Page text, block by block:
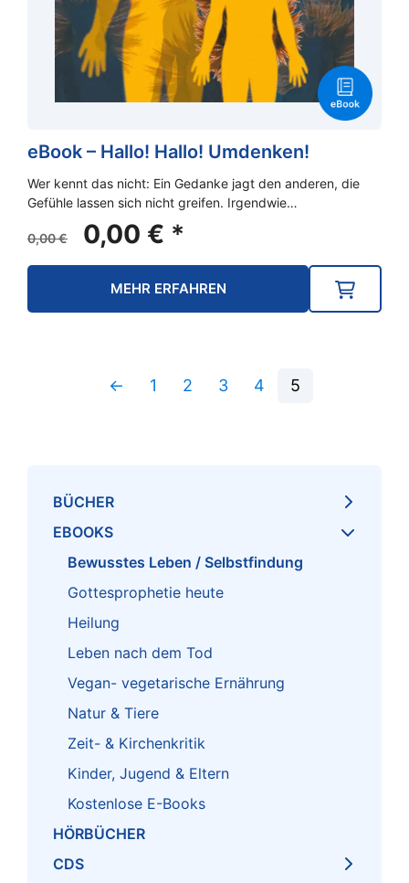
eBook – Hallo! Hallo! Umdenken!
Wer kennt das nicht: Ein Gedanke jagt den anderen, die
Gefühle lassen sich nicht greifen. Irgendwie…
0,00€
Ursprünglicher
Preis
war:
0,00 €
0,00 € Aktueller
Preis
ist:
0,00 €.
*
MEHR ERFAHREN
← 1 2 3 4 5
BÜCHER
EBOOKS
Bewusstes Leben / Selbstfindung
Gottesprophetie heute
Heilung
Leben nach dem Tod
Vegan- vegetarische Ernährung
Natur & Tiere
Zeit- & Kirchenkritik
Kinder, Jugend & Eltern
Kostenlose E-Books
HÖRBÜCHER
CDS